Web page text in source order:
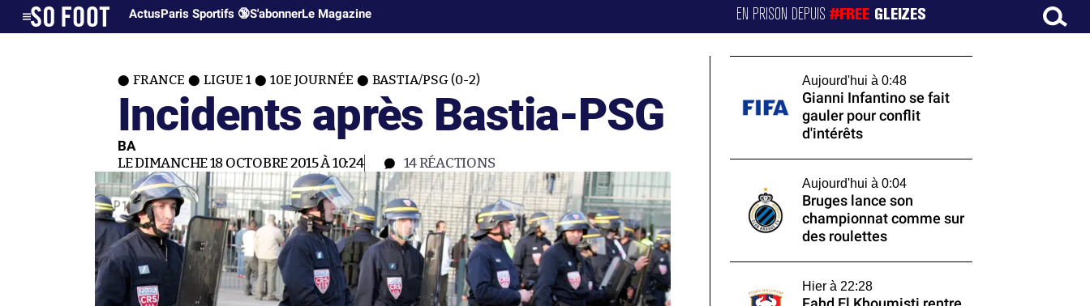
ActusParis Sportifs 🔞S'abonnerLe Magazine EN PRISON DEPUIS#FREE GLEIZES
FRANCE LIGUE 1 10E JOURNÉE BASTIA/PSG (0-2)
Incidents après Bastia-PSG
BA
LE DIMANCHE 18 OCTOBRE 2015 À 10:24 14RÉACTIONS
Aujourd'hui à 0:48
Gianni Infantino se fait
gauler pour conflit
d'intérêts
Aujourd'hui à 0:04
Bruges lance son
championnat comme sur
des roulettes
Hier à 22:28